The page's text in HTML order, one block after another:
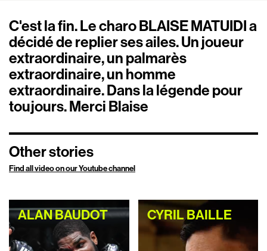
C'est la fin. Le charo BLAISE MATUIDI a
décidé de replier ses ailes. Un joueur
extraordinaire, un palmarès
extraordinaire, un homme
extraordinaire. Dans la légende pour
toujours. Merci Blaise
Other stories
Find all video on our Youtube channel
ALAN BAUDOT CYRIL BAILLE